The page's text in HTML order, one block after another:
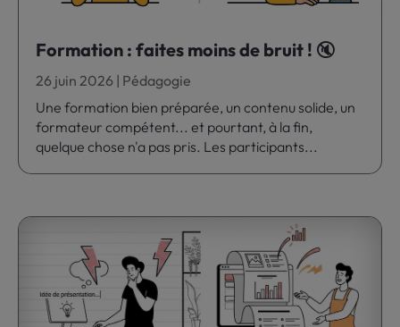
Formation : faites moins de bruit ! 🔇
26 juin 2026 | Pédagogie
Une formation bien préparée, un contenu solide, un
formateur compétent... et pourtant, à la fin,
quelque chose n'a pas pris. Les participants...